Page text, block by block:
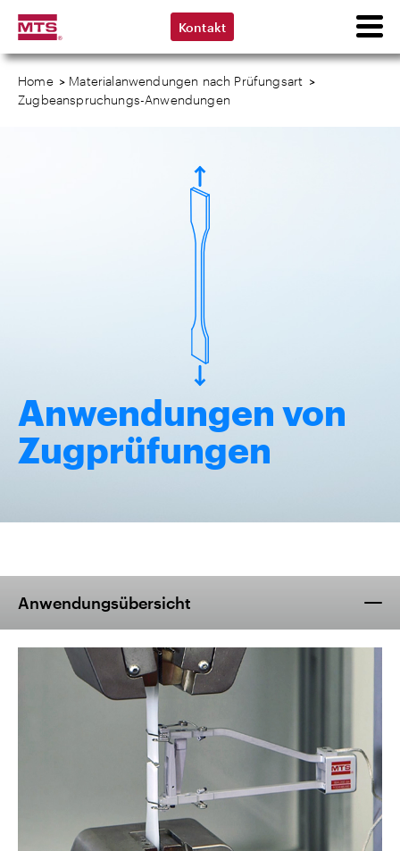
Kontakt
Home > Materialanwendungen nach Prüfungsart >
Zugbeanspruchungs-Anwendungen
Anwendungen von
Zugprüfungen
Anwendungsübersicht